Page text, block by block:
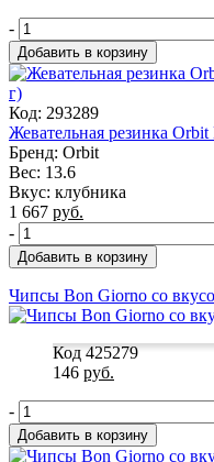
-
Добавить в корзину
Код: 293289
Жевательная резинка
Бренд: Orbit
Вес: 13.6
Вкус: клубника
1 667 руб.
-
Добавить в корзину
Чипсы Bon Giorno со
Код 425279
146 руб.
-
Добавить в корзину